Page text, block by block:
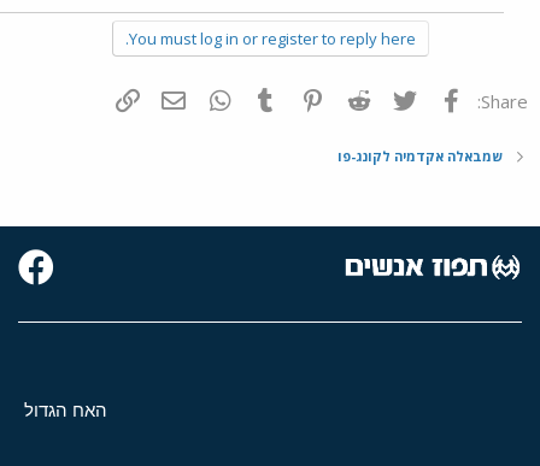
You must log in or register to reply here.
Share: פייסבוק Twitter
Reddit
Pinterest
Tumblr
WhatsAppדואר אלקטרוני
שמבאלה אקדמיה לקונג-פו
האח הגדול